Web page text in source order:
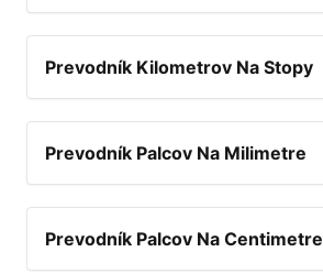
Prevodník Kilometrov Na Stopy
Prevodník Palcov Na Milimetre
Prevodník Palcov Na Centimetre